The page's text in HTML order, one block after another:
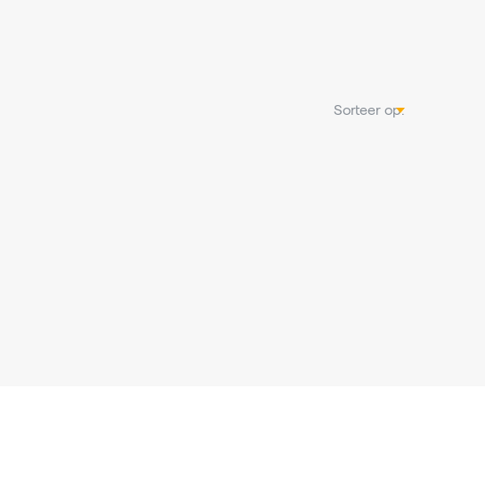
Sorteer op: